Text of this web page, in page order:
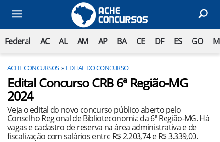
Federal AC AL AM AP BA CE DF ES GO
ACHE CONCURSOS EDITAL DO CONCURSO
Edital Concurso CRB 6ª Região-MG
2024
Veja o edital do novo concurso público aberto pelo
Conselho Regional de Biblioteconomia da 6ª Região-MG. Há
vagas e cadastro de reserva na área administrativa e de
fiscalização com salários entre R$ 2.203,74 e R$ 3.339,00.